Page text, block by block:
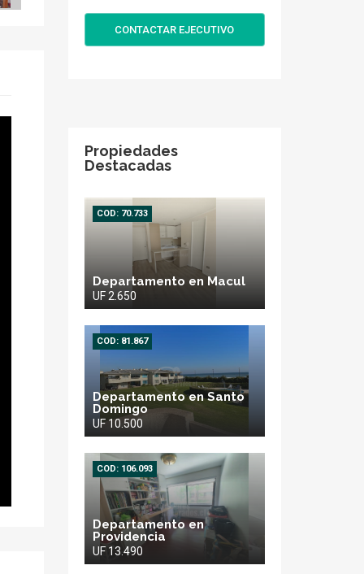
CONTACTAR EJECUTIVO
Propiedades
Destacadas
COD: 70.733
Departamento en Macul
UF 2.650
COD: 81.867
Departamento en Santo
Domingo
UF 10.500
COD: 106.093
Departamento en
Providencia
UF 13.490